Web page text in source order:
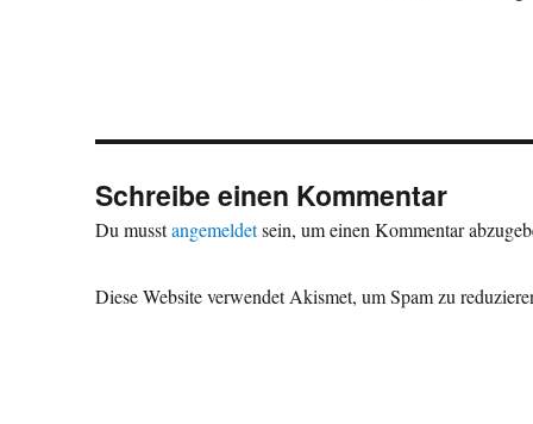
Schreibe einen Kommentar
Du musstangemeldetsein, um einen Kommentar
Diese Website verwendet Akismet, um Spam zu